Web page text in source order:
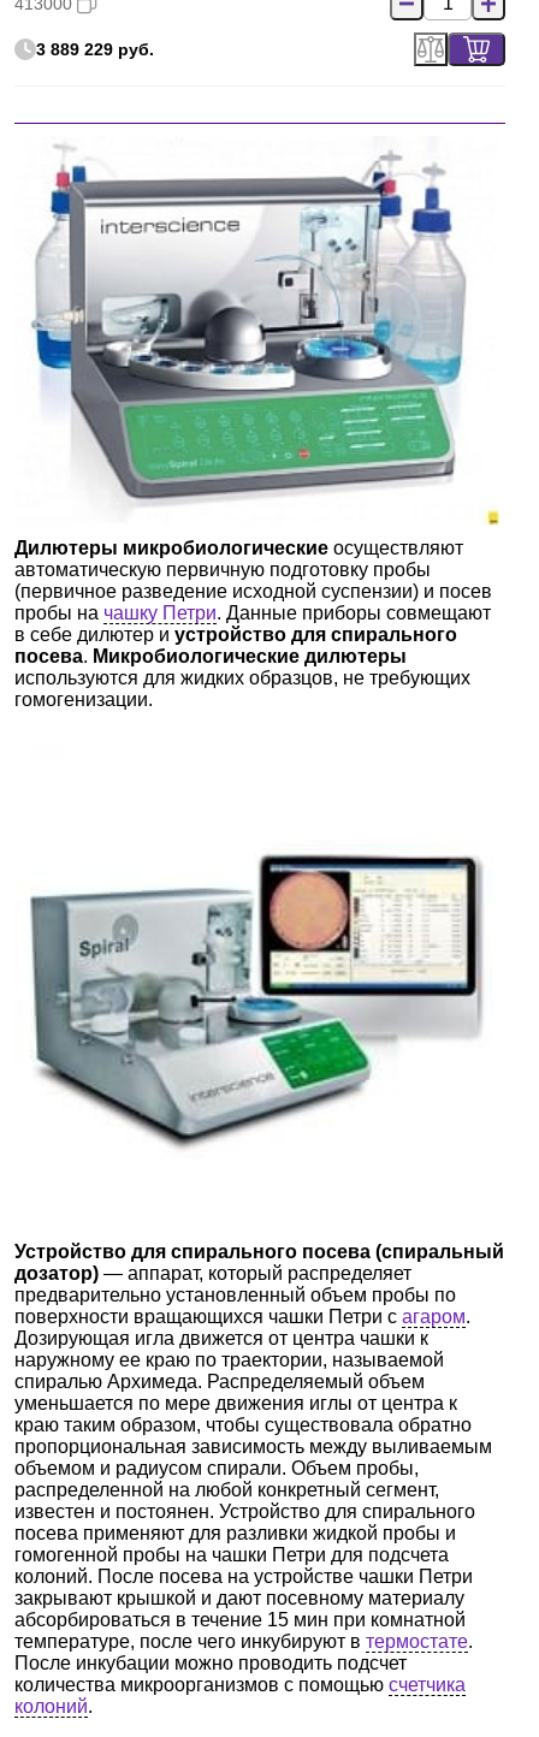
3 889 229 руб.
Дилютеры микробиологические осуществляют
автоматическую первичную подготовку пробы
(первичное разведение исходной суспензии) и посев
пробы на чашку Петри. Данные приборы совмещают
в себе дилютер и устройство для спирального
посева. Микробиологические дилютеры
используются для жидких образцов, не требующих
гомогенизации.
Устройство для спирального посева (спиральный
дозатор) — аппарат, который распределяет
предварительно установленный объем пробы по
поверхности вращающихся чашки Петри с агаром.
Дозирующая игла движется от центра чашки к
наружному ее краю по траектории, называемой
спиралью Архимеда. Распределяемый объем
уменьшается по мере движения иглы от центра к
краю таким образом, чтобы существовала обратно
пропорциональная зависимость между выливаемым
объемом и радиусом спирали. Объем пробы,
распределенной на любой конкретный сегмент,
известен и постоянен. Устройство для спирального
посева применяют для разливки жидкой пробы и
гомогенной пробы на чашки Петри для подсчета
колоний. После посева на устройстве чашки Петри
закрывают крышкой и дают посевному материалу
абсорбироваться в течение 15 мин при комнатной
температуре, после чего инкубируют в термостате.
После инкубации можно проводить подсчет
количества микроорганизмов с помощью счетчика
колоний.